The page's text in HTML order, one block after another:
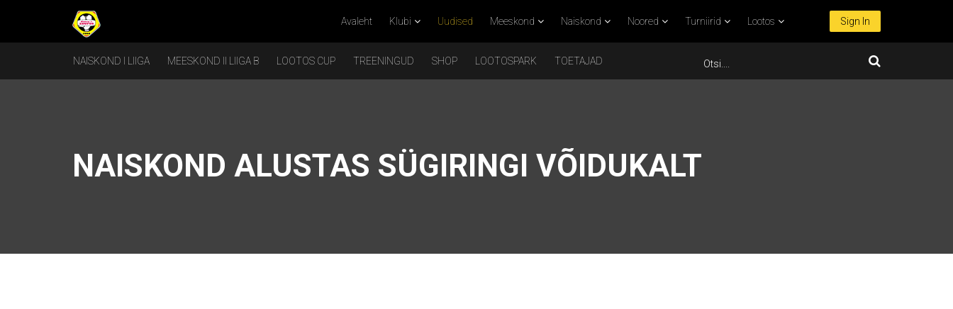
Avaleht Klubi Uudised Meeskond Naiskond Noored Turniirid Lootos Sign In
NAISKOND I LIIGA MEESKOND II LIIGA B LOOTOS CUP TREENINGUD SHOP LOOTOSPARK TOETAJAD
NAISKOND ALUSTAS SÜGIRINGI VÕIDUKALT